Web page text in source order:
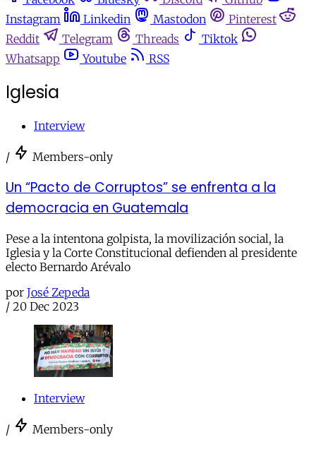
Instagram
Linkedin Mastodon
Pinterest
Reddit
Telegram Threads
Tiktok
Whatsapp
Youtube RSS
Iglesia
Interview
/ Members-only
Un “Pacto de Corruptos” se enfrenta a la
democracia en Guatemala
Pese a la intentona golpista, la movilización social, la
Iglesia y la Corte Constitucional defienden al presidente
electo Bernardo Arévalo
por José Zepeda
/ 20 Dec 2023
Interview
/ Members-only